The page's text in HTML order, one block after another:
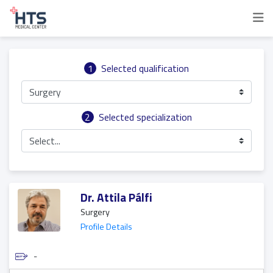
1 Selected qualification
Surgery
2
Selected specialization
Select...
Dr. Attila Pálfi
Surgery
Profile Details
-